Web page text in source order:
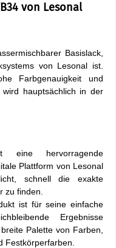
von Lesonal
Basislack,
von Lesonal ist.
Farbgenauigkeit und
hauptsächlich in der
eine hervorragende
Plattform von Lesonal
schnell die exakte
zu finden.
ist für seine einfache
Ergebnisse
Palette von Farben,
Festkörperfarben.